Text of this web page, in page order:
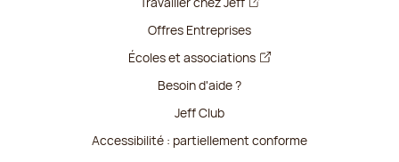
Offres Entreprises
Écoles et associations
Besoin d'aide ?
Jeff Club
Accessibilité : partiellement conforme